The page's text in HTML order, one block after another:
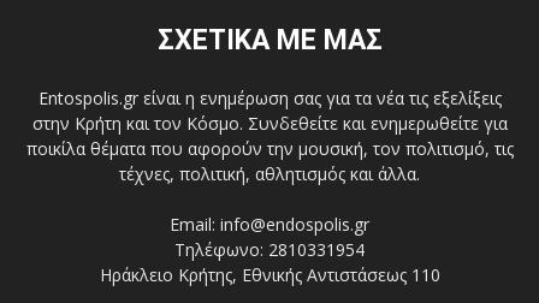
ΣΧΕΤΙΚΑ ΜΕ ΜΑΣ
Entospolis.gr είναι η ενημέρωση σας για τα νέα τις εξελίξεις
στην Κρήτη και τον Κόσμο. Συνδεθείτε και ενημερωθείτε για
ποικίλα θέματα που αφορούν την μουσική, τον πολιτισμό, τις
τέχνες, πολιτική, αθλητισμός και άλλα.
Email: info@endospolis.gr
Τηλέφωνο: 2810331954
Ηράκλειο Κρήτης, Εθνικής Αντιστάσεως 110